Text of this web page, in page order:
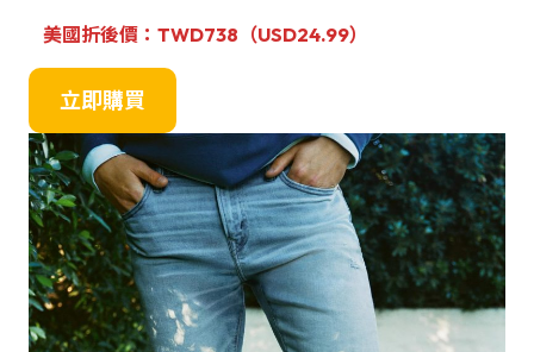
美國折後價：TWD738（USD24.99）
立即購買